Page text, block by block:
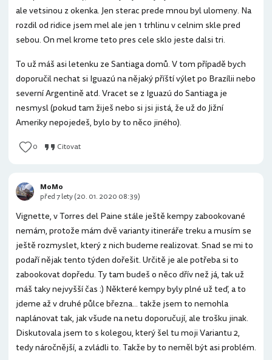
ale vetsinou z okenka. Jen sterac prede mnou byl ulomeny. Na
rozdil od ridice jsem mel ale jen 1 trhlinu v celnim skle pred
sebou. On mel krome teto pres cele sklo jeste dalsi tri.
To už máš asi letenku ze Santiaga domů. V tom případě bych
doporučil nechat si Iguazú na nějaký příští výlet po Brazílii nebo
severní Argentině atd. Vracet se z Iguazú do Santiaga je
nesmysl (pokud tam žiješ nebo si jsi jistá, že už do Jižní
Ameriky nepojedeš, bylo by to něco jiného).
0 Citovat
Vignette, v Torres del Paine stále ještě kempy zabookované
nemám, protože mám dvě varianty itineráře treku a musím se
ještě rozmyslet, který z nich budeme realizovat. Snad se mi to
podaří nějak tento týden dořešit. Určitě je ale potřeba si to
zabookovat dopředu. Ty tam budeš o něco dřív než já, tak už
máš taky nejvyšší čas :) Některé kempy byly plné už teď, a to
jdeme až v druhé půlce března... takže jsem to nemohla
naplánovat tak, jak všude na netu doporučují, ale trošku jinak.
Diskutovala jsem to s kolegou, který šel tu moji Variantu 2,
tedy náročnější, a zvládli to. Takže by to neměl být asi problém.
MoMo
před 7 lety (20. 01. 2020 08:39)